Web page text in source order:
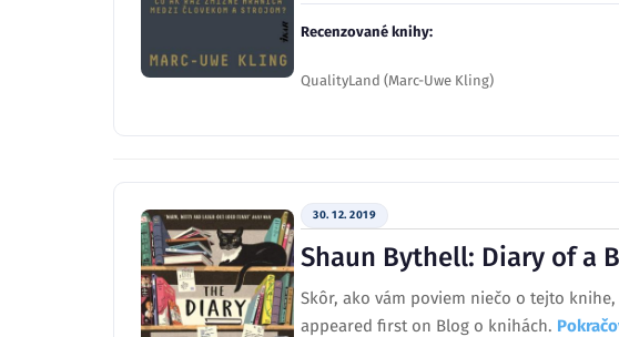
Recenzované knihy:
QualityLand (Marc-Uwe Kling)
30. 12. 2019
Shaun Bythell: Diary of a
Skôr, ako vám poviem niečo o tejto
appeared first on Blog o knihách.